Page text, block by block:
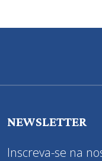
NEWSLETTER
Inscreva-se na